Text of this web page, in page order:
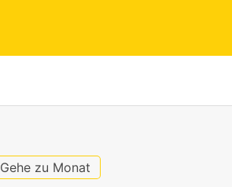
Gehe zu Monat